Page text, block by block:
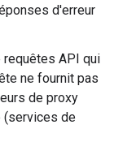
d'erreur
requêtes API qui
ne fournit pas
de proxy
(services de